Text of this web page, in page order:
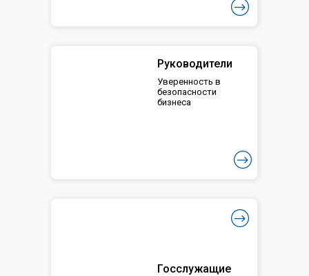
Госслужащие
Руководители
Уверенность в
безопасности
бизнеса